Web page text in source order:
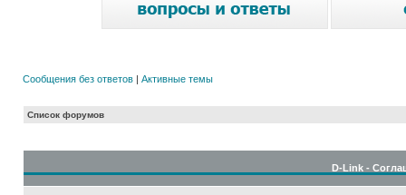
Сообщения без ответов | Активные темы
Список форумов
D-Link -